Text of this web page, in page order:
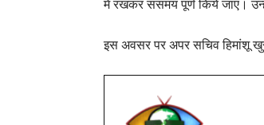
में रखकर ससमय पूर्ण किये जाएं।
इस अवसर पर अपर सचिव हिमांशू